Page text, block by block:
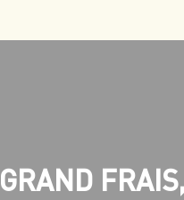
GRAND